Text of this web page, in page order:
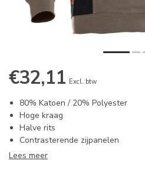
€32,11 Excl. btw
80% Katoen / 20% Polyester
Hoge kraag
Halve rits
Contrasterende zijpanelen
Lees meer